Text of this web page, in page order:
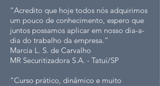
“Acredito que hoje todos nós adquirimos
um pouco de conhecimento, espero que
juntos possamos aplicar em nosso dia-a-
dia do trabalho da empresa.”
Marcia L. S. de Carvalho
MR Securitizadora S.A. - Tatuí/SP
“Curso prático, dinâmico e muito